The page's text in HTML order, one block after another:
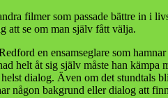
filmer som passade bättre in i
att se om man själv fått välja.
en ensamseglare som
helt åt sig själv måste han
dialog. Även om det stundtals
någon bakgrund eller dialog att